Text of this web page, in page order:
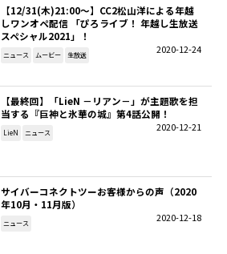
【12/31(木)21:00～】CC2松山洋による年越
しワンオペ配信 「ぴろライブ！ 年越し生放送
スペシャル2021」！
2020-12-24
ニュース ムービー 生放送
【最終回】「LieN －リアン－」が主題歌を担
当する『巨神と氷華の城』第4話公開！
2020-12-21
LieN ニュース
サイバーコネクトツーお客様からの声（2020
年10月・11月版）
2020-12-18
ニュース